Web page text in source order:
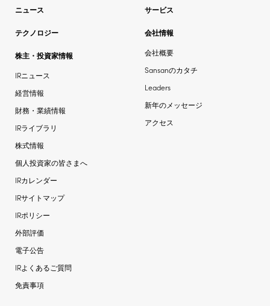
ニュース サービス
テクノロジー
会社情報
会社概要
Sansanのカタチ
Leaders
新年のメッセージ
アクセス
株主・投資家情報
IRニュース
経営情報
財務・業績情報
IRライブラリ
株式情報
個人投資家の皆さまへ
IRカレンダー
IRサイトマップ
IRポリシー
外部評価
電子公告
IRよくあるご質問
免責事項